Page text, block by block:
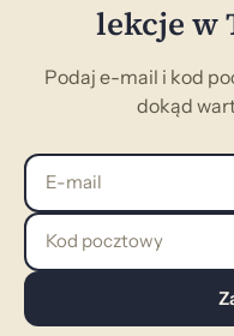
lekcje w
Podaj e-mail i kod
dokąd
E-mail
Kod pocztowy